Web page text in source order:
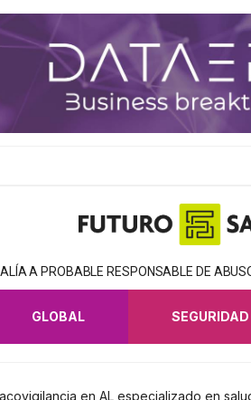
A PROBABLE RESPONSABLE DE
GLOBAL SEGURIDAD
en AL especializado en